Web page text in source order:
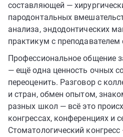
составляющей —
пародонтальных
анализа, эндодонтических
практикум с
Профессиональное общение
— ещё одна ценность очных
переоценить. Разговор с
и стран, обмен опытом,
разных школ — всё это
конгрессах, конференциях и
Стоматологический